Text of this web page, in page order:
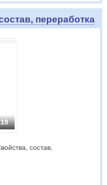
переработка
состав,